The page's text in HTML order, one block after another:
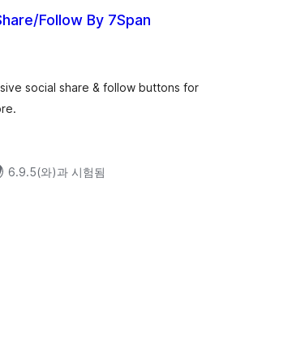
Follow By 7Span
social share & follow buttons for
6.9.5(와)과 시험됨